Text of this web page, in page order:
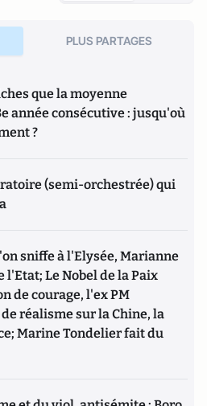
PLUS PARTAGES
que la moyenne
année consécutive : jusqu'où
?
(semi-orchestrée) qui
sniffe à l'Elysée, Marianne
l'Etat; Le Nobel de la Paix
de courage, l'ex PM
réalisme sur la Chine, la
Marine Tondelier fait du